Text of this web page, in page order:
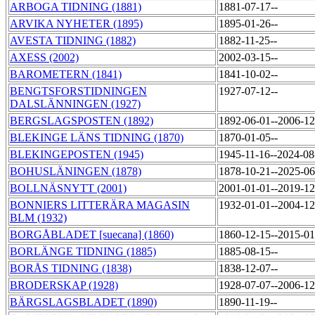
ARBOGA TIDNING (1881) 1881-07-17--
ARVIKA NYHETER (1895) 1895-01-26--
AVESTA TIDNING (1882) 1882-11-25--
AXESS (2002) 2002-03-15--
BAROMETERN (1841) 1841-10-02--
BENGTSFORSTIDNINGEN
DALSLÄNNINGEN (1927)
1927-07-12--
BERGSLAGSPOSTEN (1892) 1892-06-01--2006-
BLEKINGE LÄNS TIDNING (1870) 1870-01-05--
BLEKINGEPOSTEN (1945) 1945-11-16--2024-
BOHUSLÄNINGEN (1878) 1878-10-21--2025-
BOLLNÄSNYTT (2001) 2001-01-01--2019-
BONNIERS LITTERÄRA MAGASIN
BLM (1932)
1932-01-01--2004-
BORGÅBLADET [suecana] (1860) 1860-12-15--2015-
BORLÄNGE TIDNING (1885) 1885-08-15--
BORÅS TIDNING (1838) 1838-12-07--
BRODERSKAP (1928) 1928-07-07--2006-
BÄRGSLAGSBLADET (1890) 1890-11-19--